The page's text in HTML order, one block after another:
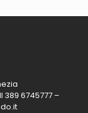
389 6745777 –